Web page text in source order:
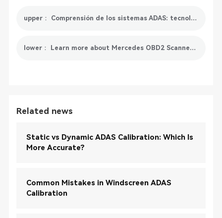
upper： Comprensión de los sistemas ADAS: tecnologías y funciones clave de los sistemas ADAS
lower： Learn more about Mercedes OBD2 Scanner: Features, Selection Guide and Market Trends
Related news
Static vs Dynamic ADAS Calibration: Which Is
More Accurate?
Common Mistakes in Windscreen ADAS
Calibration